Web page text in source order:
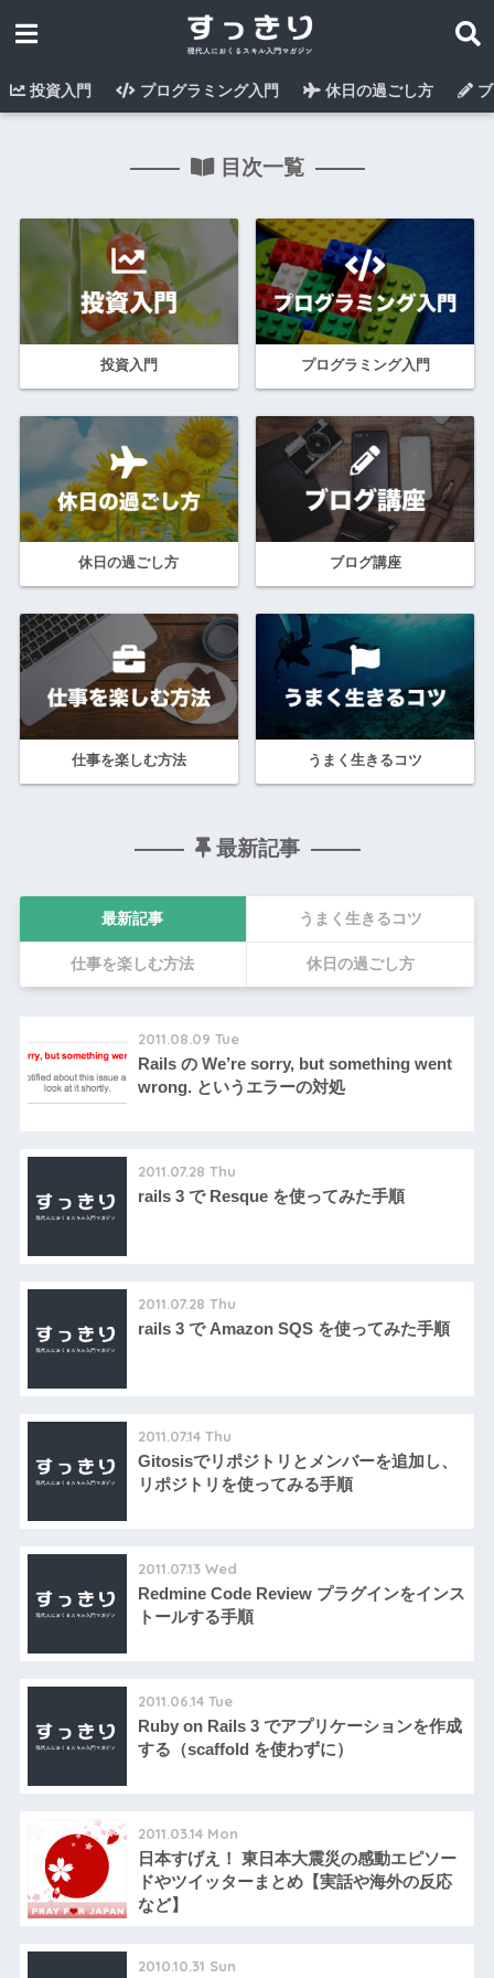
投資入門 プログラミング入門 休日の過ごし方
目次一覧
投資入門 プログラミング入門
休日の過ごし方 ブログ講座
仕事を楽しむ方法 うまく生きるコツ
最新記事
最新記事 うまく生きるコツ
仕事を楽しむ方法 休日の過ごし方
2011.08.09 Tue
Rails の We’re sorry, but something went
wrong. というエラーの対処
2011.07.28 Thu
rails 3 で Resque を使ってみた手順
2011.07.28 Thu
rails 3 で Amazon SQS を使ってみた手順
2011.07.14 Thu
Gitosisでリポジトリとメンバーを追加し、
リポジトリを使ってみる手順
2011.07.13 Wed
Redmine Code Review プラグインをインス
トールする手順
2011.06.14 Tue
Ruby on Rails 3 でアプリケーションを作成
する（scaffold を使わずに）
2011.03.14 Mon
日本すげえ！ 東日本大震災の感動エピソー
ドやツイッターまとめ【実話や海外の反応
など】
2010.10.31 Sun